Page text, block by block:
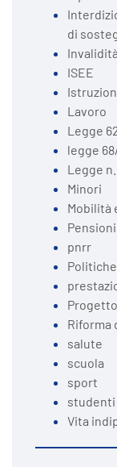
di
ISEE
Lavoro
Legge
legge
Legge
Minori
Mobilità
pnrr
Riforma
salute
scuola
sport
studenti
Vita